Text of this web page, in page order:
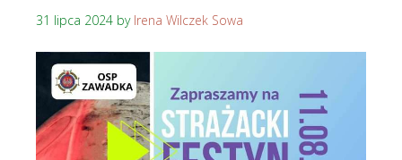
31 lipca 2024 by Irena Wilczek Sowa